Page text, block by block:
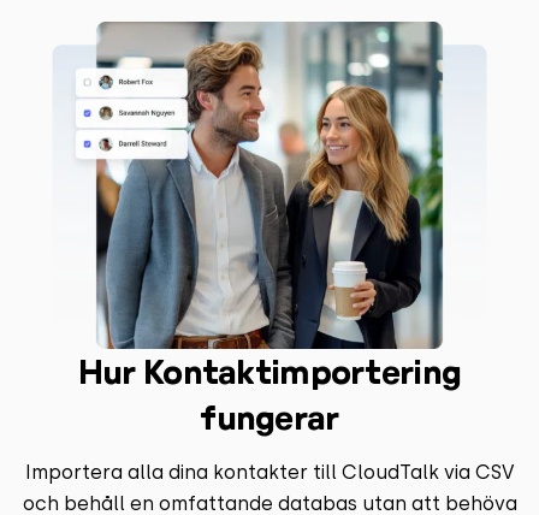
Hur Kontaktimportering
fungerar
Importera alla dina kontakter till CloudTalk via CSV
och behåll en omfattande databas utan att behöva